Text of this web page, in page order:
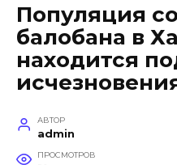
Популяция
балобана в
находится
АВТОР
admin
ПРОСМОТРОВ